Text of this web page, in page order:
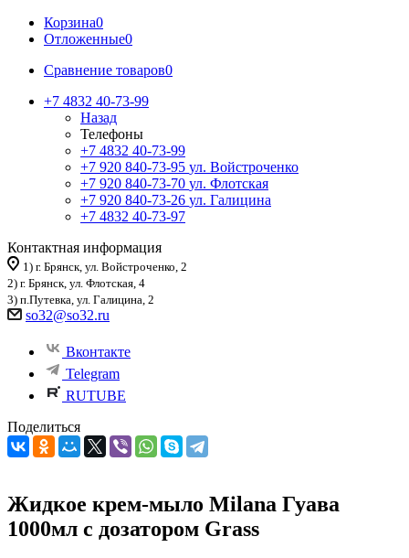
Корзина0
Отложенные0
Сравнение товаров0
+7 4832 40-73-99
Назад
Телефоны
+7 4832 40-73-99
+7 920 840-73-95 ул. Войстроченко
+7 920 840-73-70 ул. Флотская
+7 920 840-73-26 ул. Галицина
+7 4832 40-73-97
Контактная информация
1) г. Брянск, ул. Войстроченко, 2
2) г. Брянск, ул. Флотская, 4
3) п.Путевка, ул. Галицина, 2
so32@so32.ru
Вконтакте
Telegram
RUTUBE
Поделиться
Жидкое крем-мыло Milana Гуава
1000мл с дозатором Grass